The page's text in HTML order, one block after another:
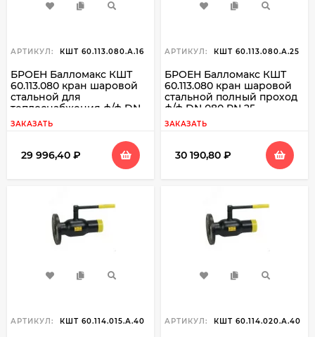
АРТИКУЛ: КШТ 60.113.080.А.16
БРОЕН Балломакс КШТ
60.113.080 кран шаровой
стальной для
теплоснабжения ф/ф DN
080 PN 16
ЗАКАЗАТЬ
29 996,40 ₽
АРТИКУЛ: КШТ 60.113.080.А.25
БРОЕН Балломакс КШТ
60.113.080 кран шаровой
стальной полный проход
ф/ф DN 080 PN 25
ЗАКАЗАТЬ
30 190,80 ₽
АРТИКУЛ: КШТ 60.114.015.А.40 АРТИКУЛ: КШТ 60.114.020.А.40